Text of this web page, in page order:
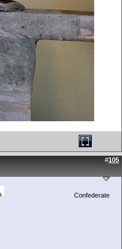
#105
Confederate